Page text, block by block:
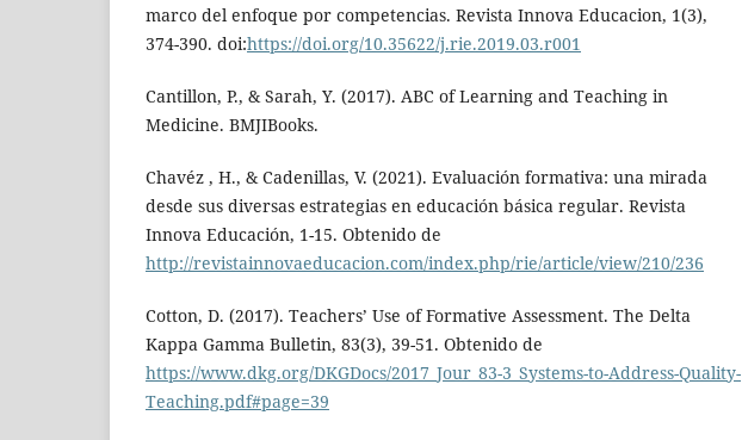
marco del enfoque por competencias. Revista Innova Educacion, 1(3),
374-390. doi:https://doi.org/10.35622/j.rie.2019.03.r001
Cantillon, P., & Sarah, Y. (2017). ABC of Learning and Teaching in
Medicine. BMJIBooks.
Chavéz , H., & Cadenillas, V. (2021). Evaluación formativa: una mirada
desde sus diversas estrategias en educación básica regular. Revista
Innova Educación, 1-15. Obtenido de
http://revistainnovaeducacion.com/index.php/rie/article/view/210/236
Cotton, D. (2017). Teachers’ Use of Formative Assessment. The Delta
Kappa Gamma Bulletin, 83(3), 39-51. Obtenido de
https://www.dkg.org/DKGDocs/2017_Jour_83-3_Systems-to-Address-Quality-
Teaching.pdf#page=39